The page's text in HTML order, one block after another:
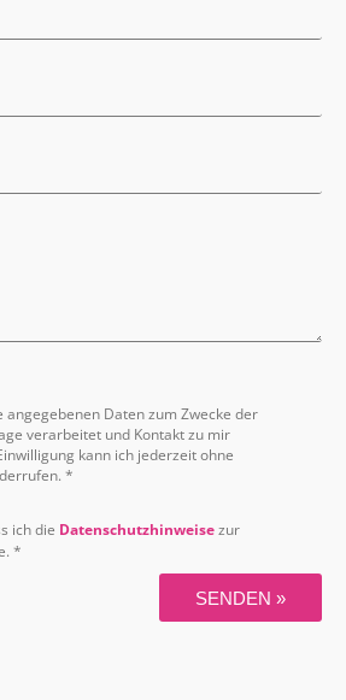
angegebenen Daten zum Zwecke der
verarbeitet und Kontakt zu mir
kann ich jederzeit ohne
*
ich die Datenschutzhinweisezur
*
SENDEN »